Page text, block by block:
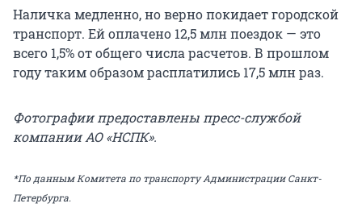
Наличка медленно, но верно покидает городской
транспорт. Ей оплачено 12,5 млн поездок — это
всего 1,5% от общего числа расчетов. В прошлом
году таким образом расплатились 17,5 млн раз.
Фотографии предоставлены пресс-службой
компании АО «НСПК».
*По данным Комитета по транспорту Администрации Санкт-
Петербурга.